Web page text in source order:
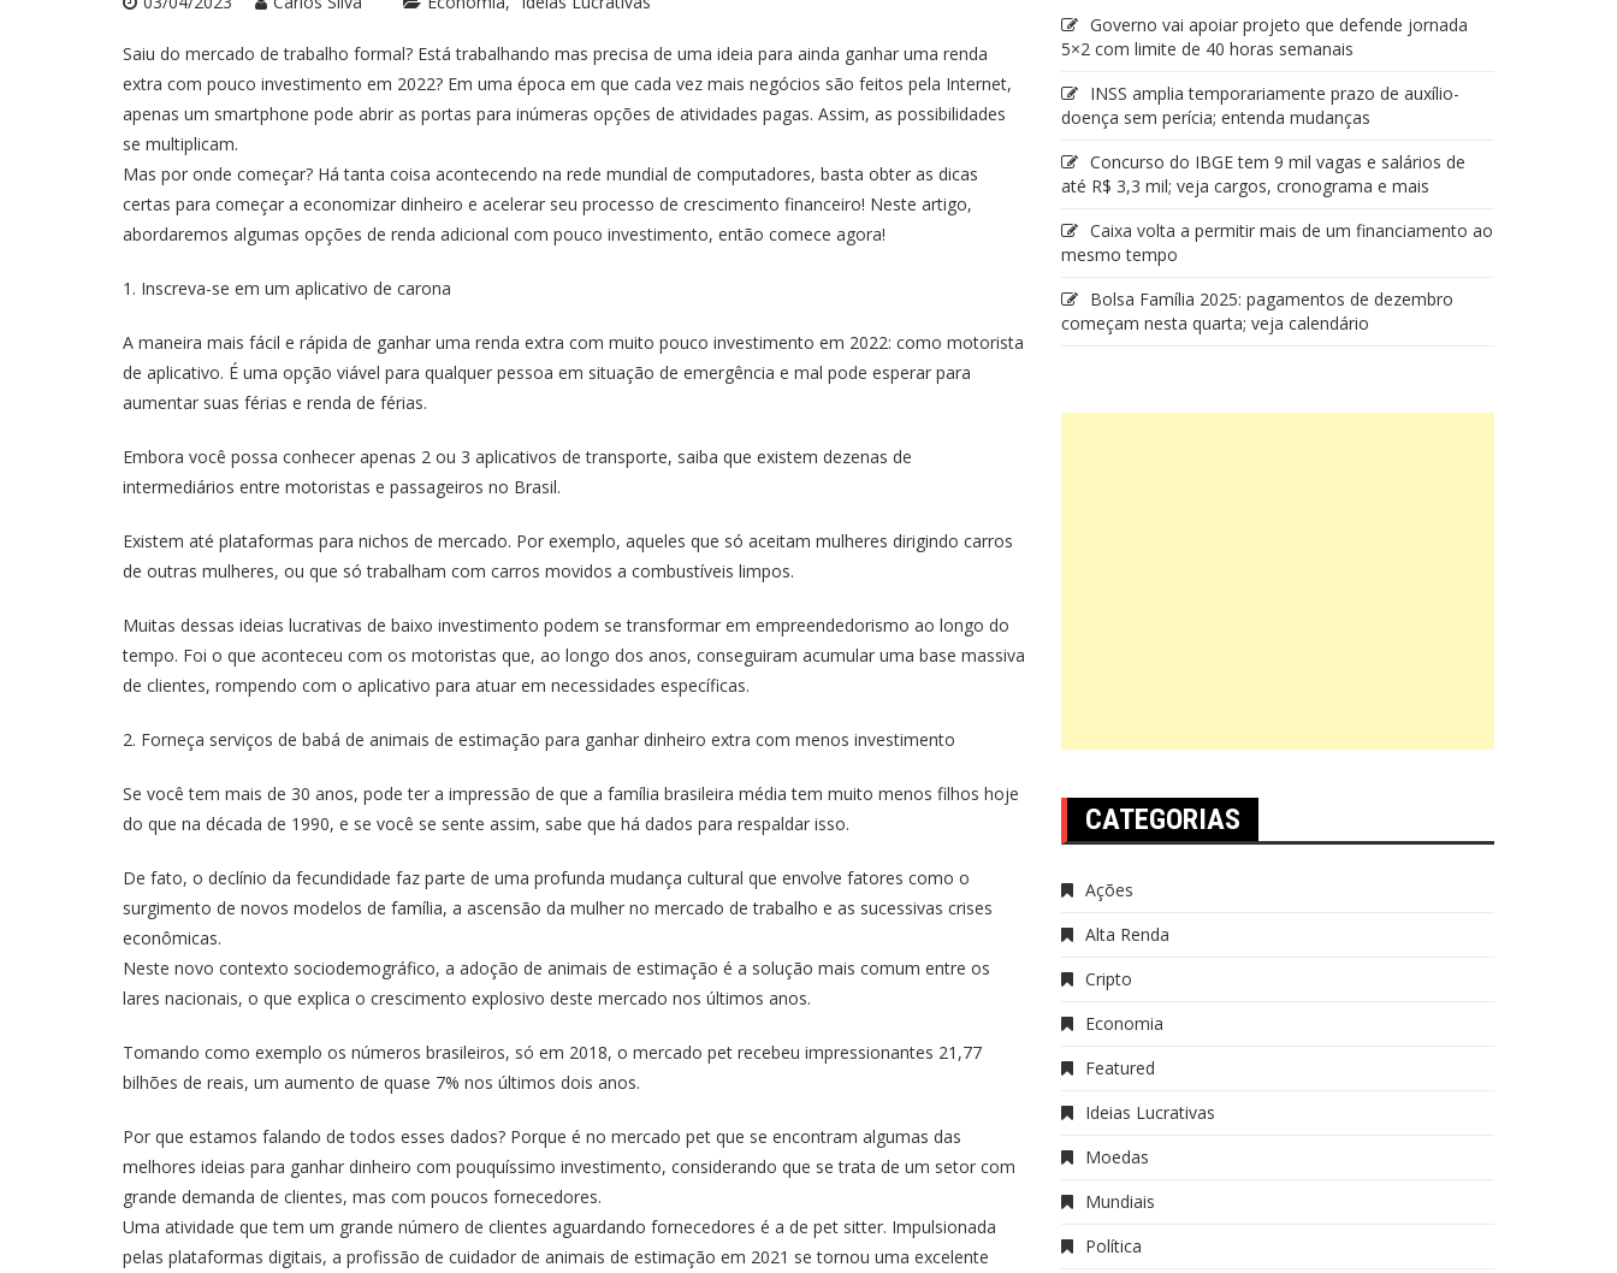
Saiu do mercado de trabalho formal? Está trabalhando mas precisa de uma ideia para ainda ganhar uma renda
extra com pouco investimento em 2022? Em uma época em que cada vez mais negócios são feitos pela Internet,
apenas um smartphone pode abrir as portas para inúmeras opções de atividades pagas. Assim, as possibilidades
se multiplicam.
Mas por onde começar? Há tanta coisa acontecendo na rede mundial de computadores, basta obter as dicas
certas para começar a economizar dinheiro e acelerar seu processo de crescimento financeiro! Neste artigo,
abordaremos algumas opções de renda adicional com pouco investimento, então comece agora!
1. Inscreva-se em um aplicativo de carona
A maneira mais fácil e rápida de ganhar uma renda extra com muito pouco investimento em 2022: como motorista
de aplicativo. É uma opção viável para qualquer pessoa em situação de emergência e mal pode esperar para
aumentar suas férias e renda de férias.
Embora você possa conhecer apenas 2 ou 3 aplicativos de transporte, saiba que existem dezenas de
intermediários entre motoristas e passageiros no Brasil.
Existem até plataformas para nichos de mercado. Por exemplo, aqueles que só aceitam mulheres dirigindo carros
de outras mulheres, ou que só trabalham com carros movidos a combustíveis limpos.
Muitas dessas ideias lucrativas de baixo investimento podem se transformar em empreendedorismo ao longo do
tempo. Foi o que aconteceu com os motoristas que, ao longo dos anos, conseguiram acumular uma base massiva
de clientes, rompendo com o aplicativo para atuar em necessidades específicas.
2. Forneça serviços de babá de animais de estimação para ganhar dinheiro extra com menos investimento
Se você tem mais de 30 anos, pode ter a impressão de que a família brasileira média tem muito menos filhos hoje
do que na década de 1990, e se você se sente assim, sabe que há dados para respaldar isso.
De fato, o declínio da fecundidade faz parte de uma profunda mudança cultural que envolve fatores como o
surgimento de novos modelos de família, a ascensão da mulher no mercado de trabalho e as sucessivas crises
econômicas.
Neste novo contexto sociodemográfico, a adoção de animais de estimação é a solução mais comum entre os
lares nacionais, o que explica o crescimento explosivo deste mercado nos últimos anos.
Tomando como exemplo os números brasileiros, só em 2018, o mercado pet recebeu impressionantes 21,77
bilhões de reais, um aumento de quase 7% nos últimos dois anos.
Por que estamos falando de todos esses dados? Porque é no mercado pet que se encontram algumas das
melhores ideias para ganhar dinheiro com pouquíssimo investimento, considerando que se trata de um setor com
grande demanda de clientes, mas com poucos fornecedores.
Uma atividade que tem um grande número de clientes aguardando fornecedores é a de pet sitter. Impulsionada
pelas plataformas digitais, a profissão de cuidador de animais de estimação em 2021 se tornou uma excelente
Governo vai apoiar projeto que defende jornada
5×2 com limite de 40 horas semanais
INSS amplia temporariamente prazo de auxílio-
doença sem perícia; entenda mudanças
Concurso do IBGE tem 9 mil vagas e salários de
até R$ 3,3 mil; veja cargos, cronograma e mais
Caixa volta a permitir mais de um financiamento ao
mesmo tempo
Bolsa Família 2025: pagamentos de dezembro
começam nesta quarta; veja calendário
CATEGORIAS
Ações
Alta Renda
Cripto
Economia
Featured
Ideias Lucrativas
Moedas
Mundiais
Política